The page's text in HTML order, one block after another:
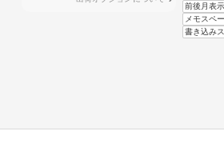
前後月表
メモスペ
書き込み